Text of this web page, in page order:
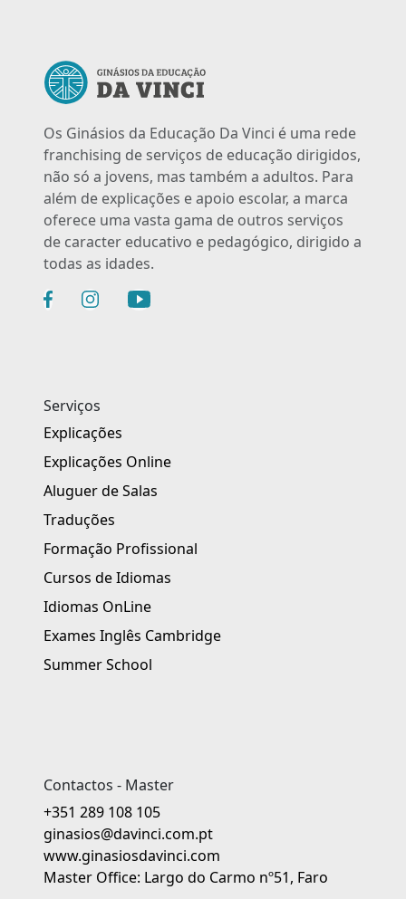
Os Ginásios da Educação Da Vinci é uma rede
franchising de serviços de educação dirigidos,
não só a jovens, mas também a adultos. Para
além de explicações e apoio escolar, a marca
oferece uma vasta gama de outros serviços
de caracter educativo e pedagógico, dirigido a
todas as idades.
Serviços
Explicações
Explicações Online
Aluguer de Salas
Traduções
Formação Profissional
Cursos de Idiomas
Idiomas OnLine
Exames Inglês Cambridge
Summer School
Contactos - Master
+351 289 108 105
ginasios@davinci.com.pt
www.ginasiosdavinci.com
Master Office: Largo do Carmo nº51, Faro